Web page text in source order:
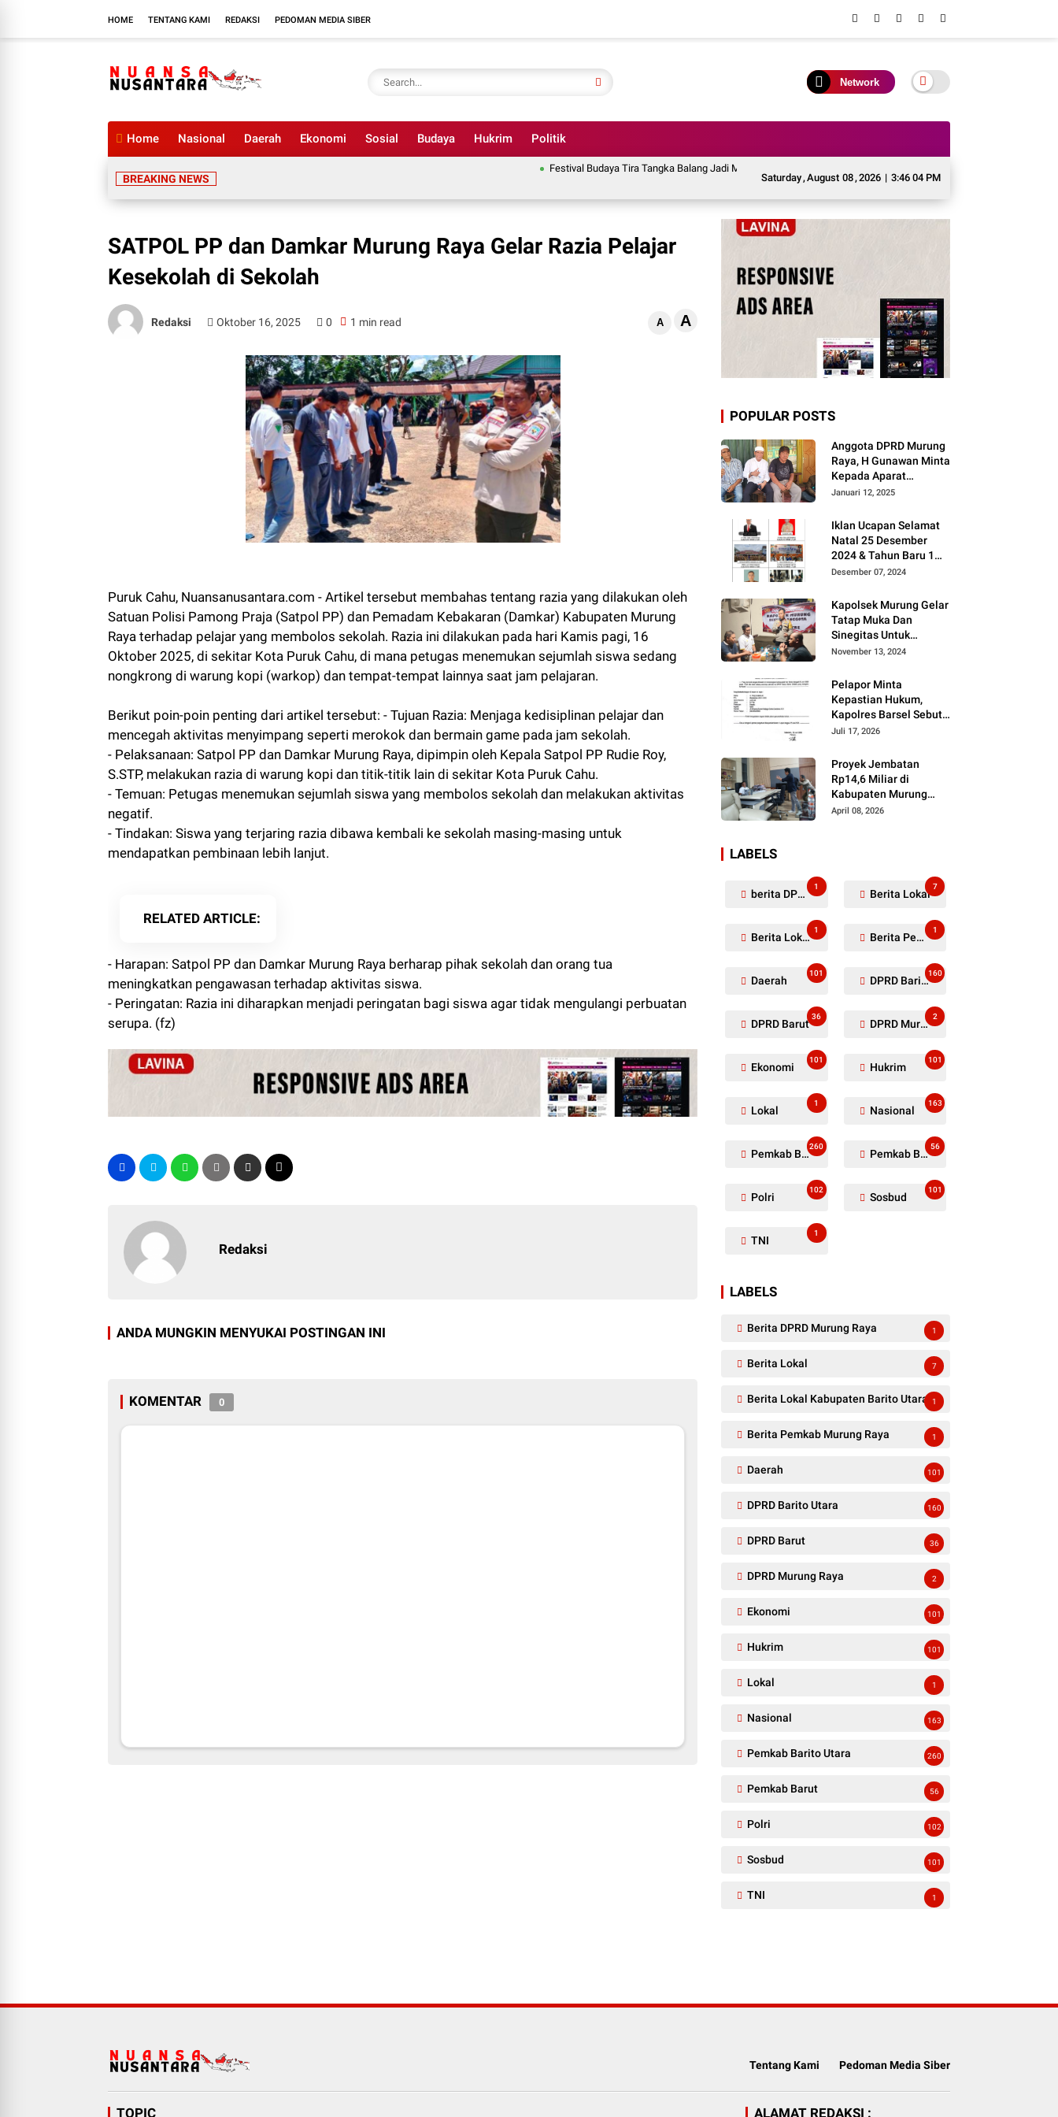
HOME TENTANG KAMI REDAKSI PEDOMAN MEDIA SIBER
Network
Home Nasional Daerah Ekonomi Sosial Budaya Hukrim Politik
Saturday,August 08,2026 | 3:46 05 PM
BREAKING NEWS
Festival Budaya Tira Tangka Balang Jadi Momentum Menghidupkan Jati Diri dan Melestarikan Warisan Leluhur Murung
SATPOL PP dan Damkar Murung Raya Gelar Razia Pelajar
Kesekolah di Sekolah
Redaksi Oktober 16, 2025 0 1 min read A A
Puruk Cahu, Nuansanusantara.com - Artikel tersebut membahas tentang razia yang dilakukan oleh
Satuan Polisi Pamong Praja (Satpol PP) dan Pemadam Kebakaran (Damkar) Kabupaten Murung
Raya terhadap pelajar yang membolos sekolah. Razia ini dilakukan pada hari Kamis pagi, 16
Oktober 2025, di sekitar Kota Puruk Cahu, di mana petugas menemukan sejumlah siswa sedang
nongkrong di warung kopi (warkop) dan tempat-tempat lainnya saat jam pelajaran.
Berikut poin-poin penting dari artikel tersebut: - Tujuan Razia: Menjaga kedisiplinan pelajar dan
mencegah aktivitas menyimpang seperti merokok dan bermain game pada jam sekolah.
- Pelaksanaan: Satpol PP dan Damkar Murung Raya, dipimpin oleh Kepala Satpol PP Rudie Roy,
S.STP, melakukan razia di warung kopi dan titik-titik lain di sekitar Kota Puruk Cahu.
- Temuan: Petugas menemukan sejumlah siswa yang membolos sekolah dan melakukan aktivitas
negatif.
- Tindakan: Siswa yang terjaring razia dibawa kembali ke sekolah masing-masing untuk
mendapatkan pembinaan lebih lanjut.
RELATED ARTICLE
- Harapan: Satpol PP dan Damkar Murung Raya berharap pihak sekolah dan orang tua
meningkatkan pengawasan terhadap aktivitas siswa.
- Peringatan: Razia ini diharapkan menjadi peringatan bagi siswa agar tidak mengulangi perbuatan
serupa. (fz)
Redaksi
ANDA MUNGKIN MENYUKAI POSTINGAN INI
KOMENTAR 0
POPULAR POSTS
Anggota DPRD Murung
Raya, H Gunawan Minta
Kepada Aparat
Berantas judi dan
Instruksi Presiden RI
Januari 12, 2025
Iklan Ucapan Selamat
Natal 25 Desember
2024 & Tahun Baru 1
Januari 2025
Desember 07, 2024
Kapolsek Murung Gelar
Tatap Muka Dan
Sinegitas Untuk
Menjaga Situasi
Kondusif Dengan Insan
Pers
November 13, 2024
Pelapor Minta
Kepastian Hukum,
Kapolres Barsel Sebut
Dugaan Penyerobotan
Juli 17, 2026
Proyek Jembatan
Rp14,6 Miliar di
Kabupaten Murung
Raya Mangkrak,
April 08, 2026
LABELS
berita DPRD Murung Raya
1
Berita Lokal
7
Berita Lokal Kabupaten Barito Utara
1
Berita Pemkab Murung Raya
1
Daerah
101
DPRD Barito Utara
160
DPRD Barut
36
DPRD Murung Raya
2
Ekonomi
101
Hukrim
101
Lokal
1
Nasional
163
Pemkab Barito Utara
260
Pemkab Barut
56
Polri
102
Sosbud
101
TNI
1
LABELS
Berita DPRD Murung Raya 1
Berita Lokal 7
Berita Lokal Kabupaten Barito Utara 1
Berita Pemkab Murung Raya 1
Daerah 101
DPRD Barito Utara 160
DPRD Barut 36
DPRD Murung Raya 2
Ekonomi 101
Hukrim 101
Lokal 1
Nasional 163
Pemkab Barito Utara 260
Pemkab Barut 56
Polri 102
Sosbud 101
TNI 1
Tentang Kami Pedoman Media Siber
TOPIC ALAMAT REDAKSI :